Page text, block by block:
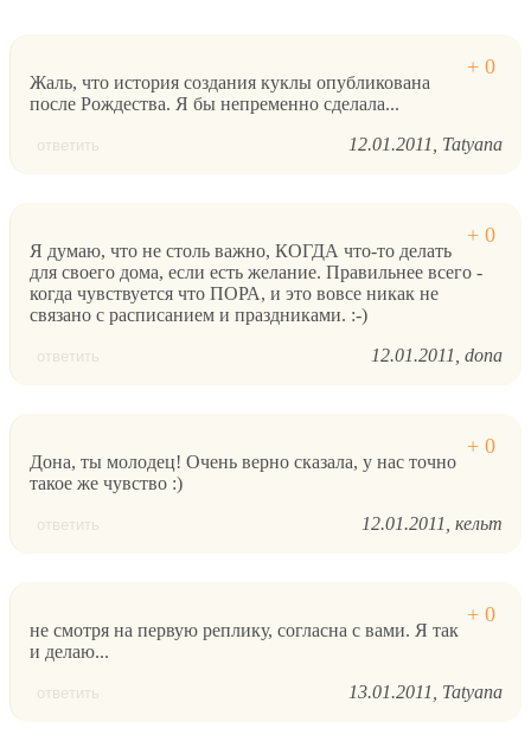
Жаль, что история создания куклы опубликована
после Рождества. Я бы непременно сделала...
ответить 12.01.2011 Tatyana
Я думаю, что не столь важно, КОГДА что-то делать
для своего дома, если есть желание. Правильнее всего -
когда чувствуется что ПОРА, и это вовсе никак не
связано с расписанием и праздниками. :-)
ответить 12.01.2011 dona
Дона, ты молодец! Очень верно сказала, у нас точно
такое же чувство :)
ответить 12.01.2011 кельт
не смотря на первую реплику, согласна с вами. Я так
и делаю...
ответить 13.01.2011 Tatyana